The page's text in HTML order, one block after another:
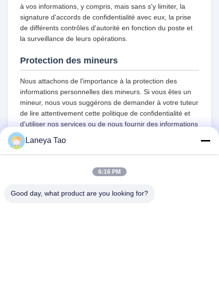
à vos informations, y compris, mais sans s'y limiter, la
signature d'accords de confidentialité avec eux, la prise
de différents contrôles d'autorité en fonction du poste et
la surveillance de leurs opérations.
Protection des mineurs
Nous attachons de l'importance à la protection des
informations personnelles des mineurs. Si vous êtes un
mineur, nous vous suggérons de demander à votre tuteur
de lire attentivement cette politique de confidentialité et
d'utiliser nos services ou de nous fournir des informations
sous réserve d'avoir obtenu le consentement de votre
tuteur.
Laneya Tao
6:16 PM
Good day, what product are you looking for?